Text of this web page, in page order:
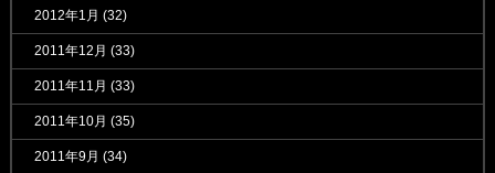
2012年1月 (32)
2011年12月 (33)
2011年11月 (33)
2011年10月 (35)
2011年9月 (34)